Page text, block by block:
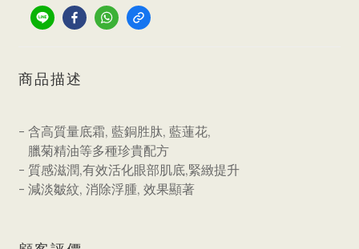
商品描述
- 含高質量底霜, 藍銅胜肽, 藍蓮花,
臘菊精油等多種珍貴配方
- 質感滋潤,有效活化眼部肌底,緊緻提升
- 減淡皺紋, 消除浮腫, 效果顯著